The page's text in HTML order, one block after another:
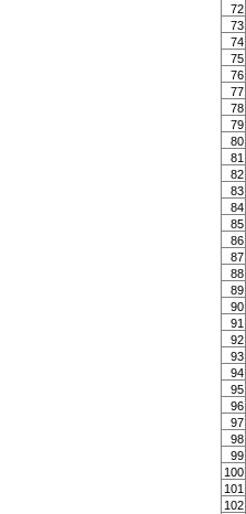
72
73
74
75
76
77
78
79
80
81
82
83
84
85
86
87
88
89
90
91
92
93
94
95
96
97
98
99
100
101
102